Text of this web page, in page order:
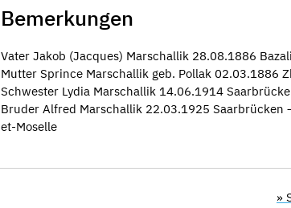
Bemerkungen
Vater Jakob (Jacques) Marschallik 28.08.1886
Mutter Sprince Marschallik geb. Pollak 02.03.1886
Schwester Lydia Marschallik 14.06.1914
Bruder Alfred Marschallik 22.03.1925 Saarbrücken
et-Moselle
»